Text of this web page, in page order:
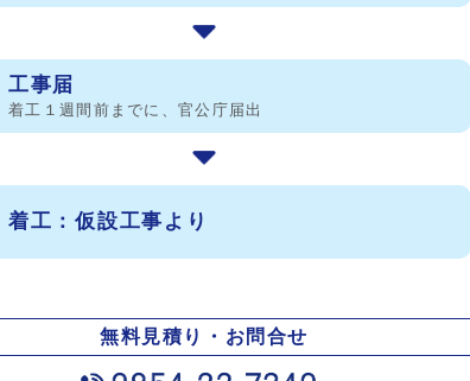
工事届
着工１週間前までに、官公庁届出
着工：仮設工事より
無料見積り・お問合せ